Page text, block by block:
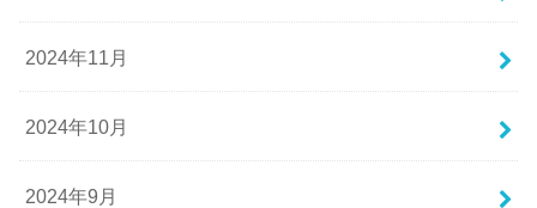
2024年11月
2024年10月
2024年9月